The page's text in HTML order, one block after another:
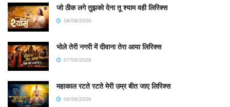
जो ठीक लगे तुझको देना तू श्याम वही लिरिक्स
08/08/2026
भोले तेरी नगरी में दीवाना तेरा आया लिरिक्स
07/08/2026
महाकाल रटते रटते मेरी उम्र बीत जाए लिरिक्स
06/08/2026